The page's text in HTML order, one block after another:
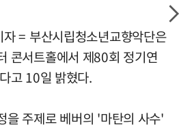
= 부산시립청소년교향악단은
콘서트홀에서 제80회 정기연
고 10일 밝혔다.
을 주제로 베버의 '마탄의 사수'